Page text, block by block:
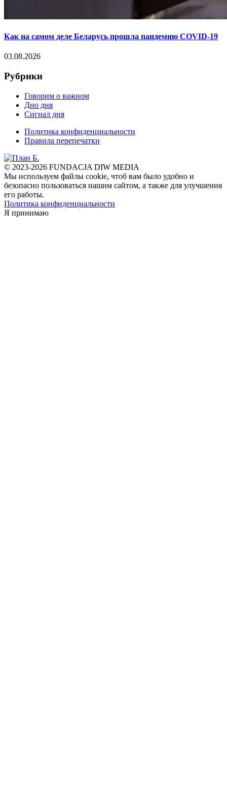
Как на самом деле Беларусь прошла пандемию COVID-19
03.08.2026
Рубрики
Говорим о важном
Дно дня
Сигнал дня
Политика конфиденциальности
Правила перепечатки
© 2023-2026 FUNDACJA DIW MEDIA
Мы используем файлы cookie, чтоб вам было удобно и
безопасно пользоваться нашим сайтом, а также для улучшения
его работы.
Политика конфиденциальности
Я принимаю